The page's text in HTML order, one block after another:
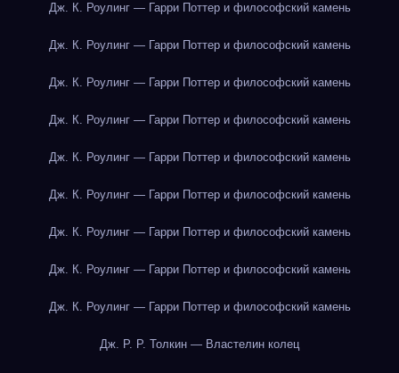
Дж. К. Роулинг — Гарри Поттер и философский камень
Дж. К. Роулинг — Гарри Поттер и философский камень
Дж. К. Роулинг — Гарри Поттер и философский камень
Дж. К. Роулинг — Гарри Поттер и философский камень
Дж. К. Роулинг — Гарри Поттер и философский камень
Дж. К. Роулинг — Гарри Поттер и философский камень
Дж. К. Роулинг — Гарри Поттер и философский камень
Дж. К. Роулинг — Гарри Поттер и философский камень
Дж. К. Роулинг — Гарри Поттер и философский камень
Дж. Р. Р. Толкин — Властелин колец